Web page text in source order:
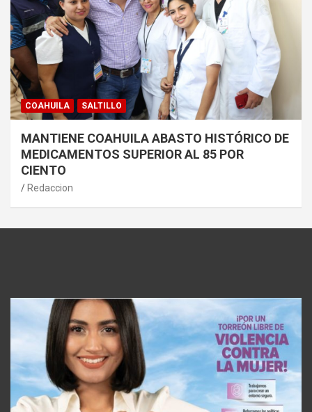
COAHUILA SALTILLO
MANTIENE COAHUILA ABASTO HISTÓRICO DE
MEDICAMENTOS SUPERIOR AL 85 POR
CIENTO
Redaccion